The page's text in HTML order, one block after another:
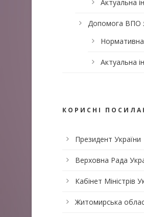
Актуальна
Допомога ВПО
Актуальна
КОРИСНІ
Президент України
Верховна Рада
Кабінет Міністрів
Житомирська